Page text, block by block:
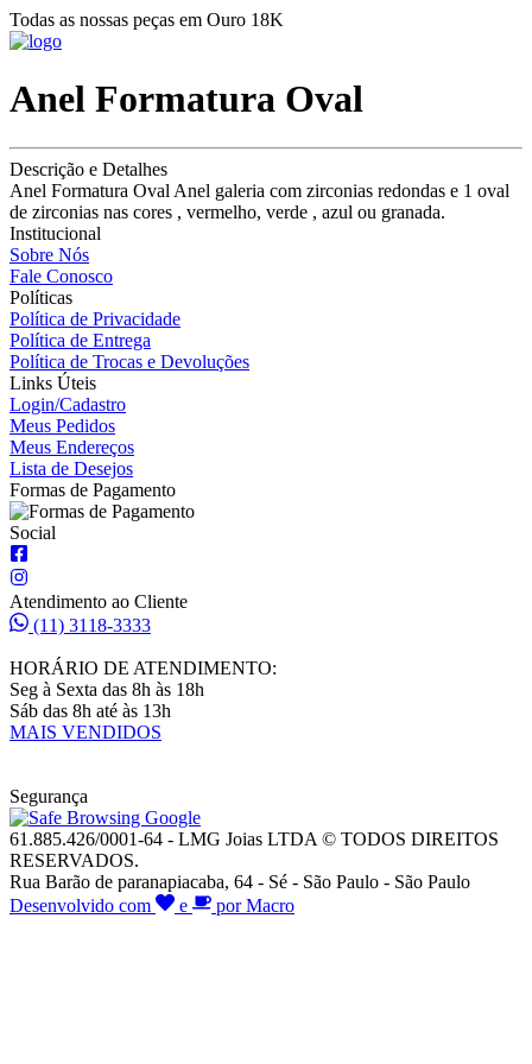
Todas as nossas peças em Ouro 18K
Anel Formatura Oval
Descrição e Detalhes
Anel Formatura Oval Anel galeria com zirconias redondas e 1 oval
de zirconias nas cores , vermelho, verde , azul ou granada.
Institucional
Sobre Nós
Fale Conosco
Políticas
Política de Privacidade
Política de Entrega
Política de Trocas e Devoluções
Links Úteis
Login/Cadastro
Meus Pedidos
Meus Endereços
Lista de Desejos
Formas de Pagamento
Social
Atendimento ao Cliente
(11) 3118-3333
HORÁRIO DE ATENDIMENTO:
Seg à Sexta das 8h às 18h
Sáb das 8h até às 13h
MAIS VENDIDOS
Segurança
61.885.426/0001-64 - LMG Joias LTDA © TODOS DIREITOS
RESERVADOS.
Rua Barão de paranapiacaba, 64 - Sé - São Paulo - São Paulo
Desenvolvido com
e por Macro